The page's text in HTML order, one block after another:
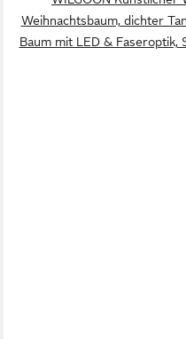
Weihnachtsbaum, dichter
Baum mit LED & Faseroptik,